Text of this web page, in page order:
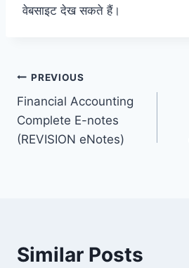
वेबसाइट देख सकते हैं।
Post
navigation
PREVIOUS
Financial Accounting
Complete E-notes
(REVISION eNotes)
Similar Posts